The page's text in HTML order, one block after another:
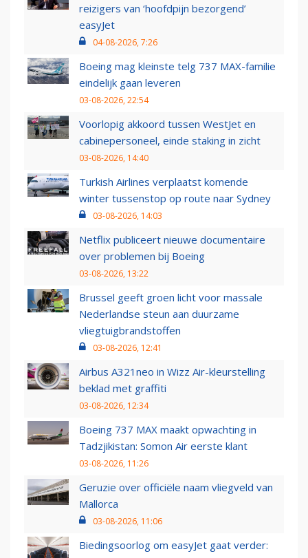
reizigers van ‘hoofdpijn bezorgend’
easyJet
04-08-2026, 7:26
Boeing mag kleinste telg 737 MAX-familie
eindelijk gaan leveren
03-08-2026, 22:54
Voorlopig akkoord tussen WestJet en
cabinepersoneel, einde staking in zicht
03-08-2026, 14:40
Turkish Airlines verplaatst komende
winter tussenstop op route naar Sydney
03-08-2026, 14:03
Netflix publiceert nieuwe documentaire
over problemen bij Boeing
03-08-2026, 13:22
Brussel geeft groen licht voor massale
Nederlandse steun aan duurzame
vliegtuigbrandstoffen
03-08-2026, 12:41
Airbus A321neo in Wizz Air-kleurstelling
beklad met graffiti
03-08-2026, 12:34
Boeing 737 MAX maakt opwachting in
Tadzjikistan: Somon Air eerste klant
03-08-2026, 11:26
Geruzie over officiële naam vliegveld van
Mallorca
03-08-2026, 11:06
Biedingsoorlog om easyJet gaat verder: